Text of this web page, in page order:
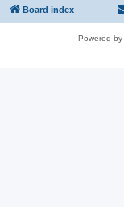
Board index
Powered by